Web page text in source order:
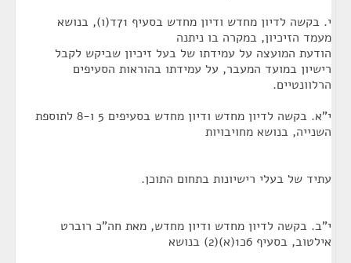
י. בקשה לדיון מחדש ודיון מחדש בסעיף 71ד(ו), בנושא
מעמד הזיכיון, במקרה בו ניתנה
הודעת המועצה על עמידתו של בעל זיכיון שביקש לקבל
רישיון במועד המעבר, על עמידתו בהוראות הסעיפים
הרלוונטיים.
י"א. בקשה לדיון מחדש ודיון מחדש בסעיפים 5 ו-8 לתוספת
השנייה, בנושא מחויבויות
עתיד של בעלי רישיונות בתחום התוכן.
י"ב. בקשה לדיון מחדש ודיון מחדש, מאת חה"כ רוברט
אילטוב, בסעיף 6כ1(א)(2) בנושא